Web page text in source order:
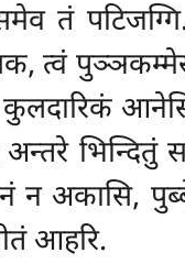
तं
त्वं
अन्तरे भिन्दितुं
अकासि,
आहरि.